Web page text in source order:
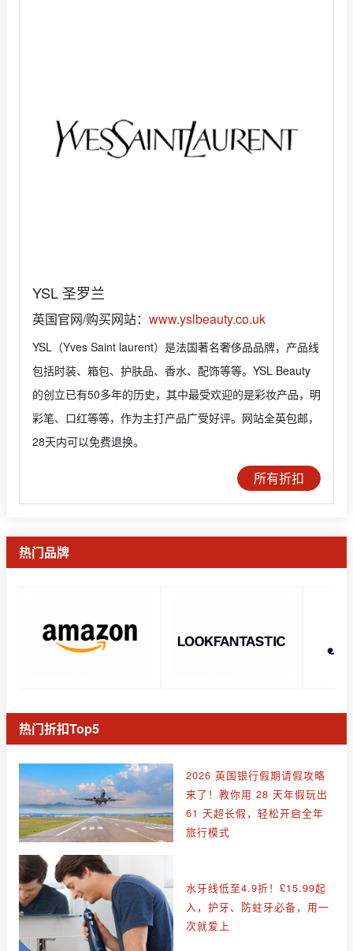
YSL 圣罗兰
英国官网/购买网站： www.yslbeauty.co.uk
YSL（Yves Saint laurent）是法国著名奢侈品品牌，产品线
包括时装、箱包、护肤品、香水、配饰等等。YSL Beauty
的创立已有50多年的历史，其中最受欢迎的是彩妆产品，明
彩笔、口红等等，作为主打产品广受好评。网站全英包邮，
28天内可以免费退换。
所有折扣
热门品牌
热门折扣Top5
2026 英国银行假期请假攻略
来了！教你用 28 天年假玩出
61 天超长假，轻松开启全年
旅行模式
水牙线低至4.9折！£15.99起
入，护牙、防蛀牙必备，用一
次就爱上